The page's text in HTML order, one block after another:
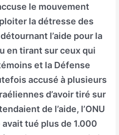
le mouvement
la détresse des
l’aide pour la
en tirant sur ceux qui
et la Défense
accusé à plusieurs
d’avoir tiré sur
de l’aide, l’ONU
tué plus de 1.000